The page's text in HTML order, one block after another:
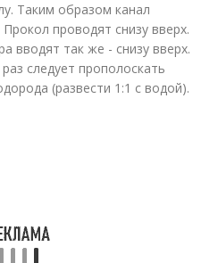
Таким образом канал
проводят снизу вверх.
вводят так же - снизу вверх.
следует прополоскать
(развести 1:1 с водой).